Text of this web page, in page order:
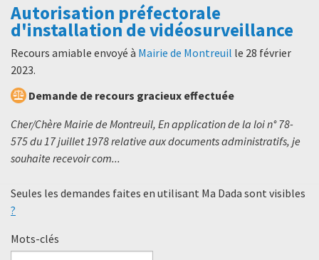
Autorisation préfectorale
d'installation de vidéosurveillance
Recours amiable envoyé à Mairie de Montreuil le 28 février
2023.
Demande de recours gracieux effectuée
Cher/Chère Mairie de Montreuil, En application de la loi n° 78-
575 du 17 juillet 1978 relative aux documents administratifs, je
souhaite recevoir com...
Seules les demandes faites en utilisant Ma Dada sont visibles
?
Mots-clés